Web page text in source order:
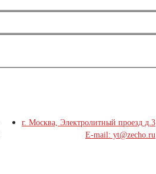
г. Москва, Электролитный проезд д.3
E-mail: yt@zecho.ru